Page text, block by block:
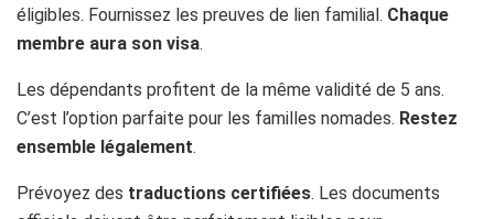
éligibles. Fournissez les preuves de lien familial. Chaque
membre aura son visa.
Les dépendants profitent de la même validité de 5 ans.
C’est l’option parfaite pour les familles nomades. Restez
ensemble légalement.
Prévoyez des traductions certifiées. Les documents